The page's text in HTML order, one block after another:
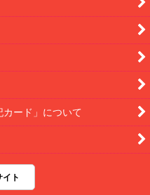
ード」について
イト